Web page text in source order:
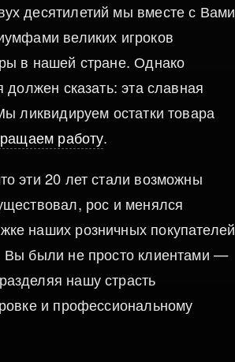
десятилетий мы вместе с Вами
великих игроков
в нашей стране. Однако
должен сказать: эта славная
ликвидируем остатки товара
работу.
эти 20 лет стали возможны
рос и менялся
наших розничных покупателей
Вы были не просто клиентами —
нашу страсть
и профессиональному